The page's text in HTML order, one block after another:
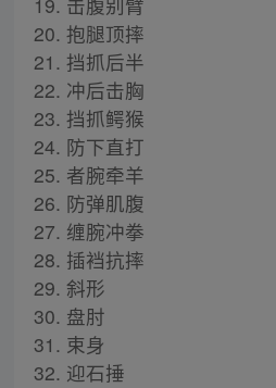
20. 抱腿顶摔
21. 挡抓后半
22. 冲后击胸
23. 挡抓鳄猴
24. 防下直打
25. 者腕牵羊
26. 防弹肌腹
27. 缠腕冲拳
28. 插裆抗摔
29. 斜形
30. 盘肘
31. 束身
32. 迎石捶